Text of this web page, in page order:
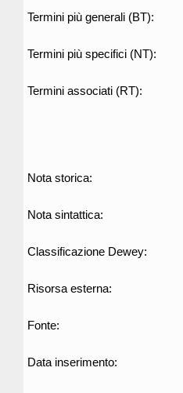
Termini più generali (BT):
Termini più specifici (NT):
Termini associati (RT):
Nota storica:
Nota sintattica:
Classificazione Dewey:
Risorsa esterna:
Fonte:
Data inserimento: